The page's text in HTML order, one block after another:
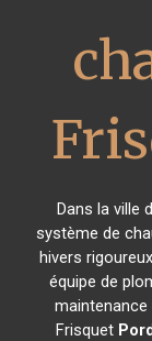
Dans la ville
système de
hivers
équipe de
Frisquet